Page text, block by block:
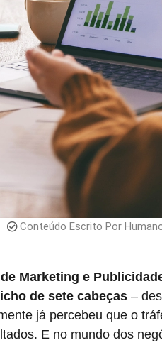
Conteúdo Escrito Por
Marketing e
de sete cabeças –
já percebeu que o
E no mundo dos